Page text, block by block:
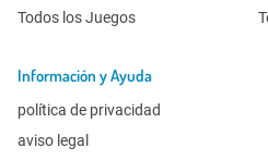
Todos los Juegos
Información y Ayuda
política de privacidad
aviso legal